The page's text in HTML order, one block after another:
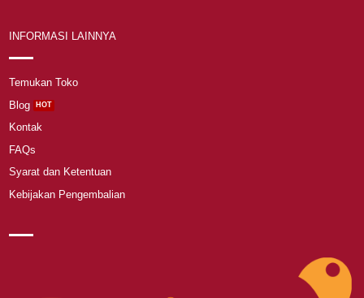
INFORMASI LAINNYA
Temukan Toko
Blog
Kontak
FAQs
Syarat dan Ketentuan
Kebijakan Pengembalian